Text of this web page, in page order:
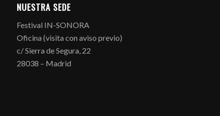
NUESTRA SEDE
Festival IN-SONORA
Oficina (visita con aviso previo)
c/ Sierra de Segura, 22
28038 – Madrid